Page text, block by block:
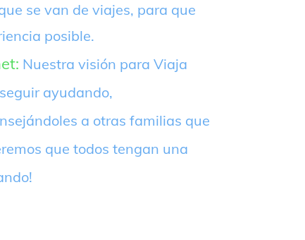
se van de viajes, para que
posible.
Nuestra visión para Viaja
ayudando,
a otras familias que
que todos tengan una